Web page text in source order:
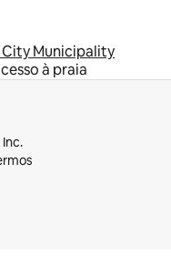
City Municipality
à praia